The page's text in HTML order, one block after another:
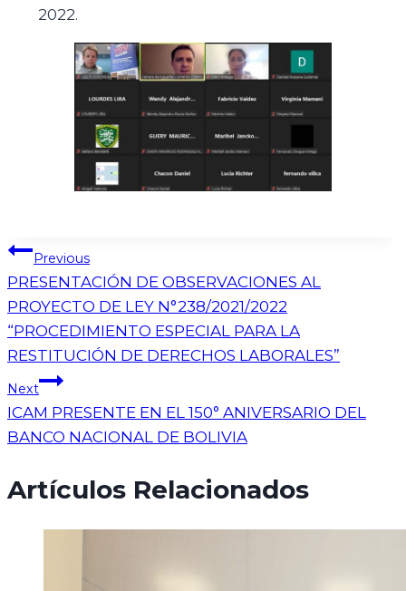
2022.
Previous
PRESENTACIÓN DE OBSERVACIONES AL
PROYECTO DE LEY N°238/2021/2022
“PROCEDIMIENTO ESPECIAL PARA LA
RESTITUCIÓN DE DERECHOS LABORALES”
Next
ICAM PRESENTE EN EL 150° ANIVERSARIO DEL
BANCO NACIONAL DE BOLIVIA
Artículos Relacionados